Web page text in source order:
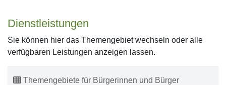
Dienstleistungen
Sie können hier das Themengebiet wechseln oder alle
verfügbaren Leistungen anzeigen lassen.
Themengebiete für Bürgerinnen und Bürger